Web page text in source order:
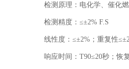
检测原理：电化学、催化
检测精度：≤±2% F.S
线性度：≤±2% ；重复性≤±
响应时间： T90≤20秒；恢